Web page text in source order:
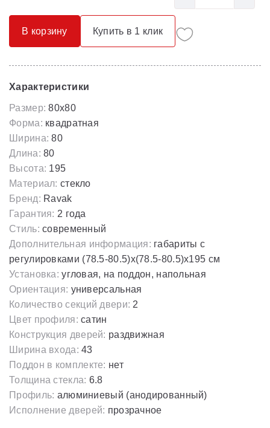
В корзину Купить в 1 клик
Характеристики
Размер: 80x80
Форма: квадратная
Ширина: 80
Длина: 80
Высота: 195
Материал: стекло
Бренд: Ravak
Гарантия: 2 года
Стиль: современный
Дополнительная информация:
регулировками (78.5-80.5)x(78.5-80.5)х195 cм
Установка: угловая, на поддон, напольная
Ориентация: универсальная
Количество секций двери: 2
Цвет профиля: сатин
Конструкция дверей: раздвижная
Ширина входа: 43
Поддон в комплекте: нет
Толщина стекла: 6.8
Профиль: алюминиевый (анодированный)
Исполнение дверей: прозрачное